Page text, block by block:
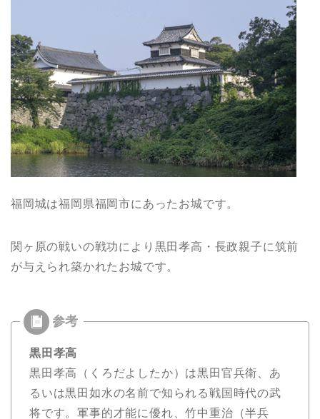
福岡城は福岡県福岡市にあったお城です。
関ヶ原の戦いの戦功により黒田孝高・長政親子に筑前
が与えられ築かれたお城です。
黒田孝高
黒田孝高（くろだよしたか）は黒田官兵衛、あ
るいは黒田如水の名前で知られる戦国時代の武
将です。軍事的才能に優れ、竹中重治（半兵